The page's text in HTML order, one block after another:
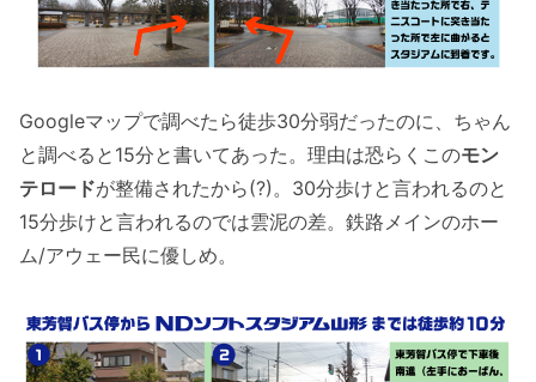
Googleマップで調べたら徒歩30分弱だったのに、ちゃん
と調べると15分と書いてあった。理由は恐らくこのモン
テロードが整備されたから(?)。30分歩けと言われるのと
15分歩けと言われるのでは雲泥の差。鉄路メインのホー
ム/アウェー民に優しめ。